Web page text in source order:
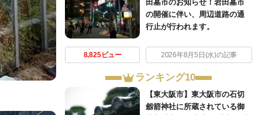
田墓市のお知らせ！岩田墓市
の開催に伴い、周辺道路の通
行止が行われます。
8,825ビュー 2026年8月5日(水)の記事
ランキング10
【東大阪市】東大阪市の石切
劔箭神社に所蔵されている御